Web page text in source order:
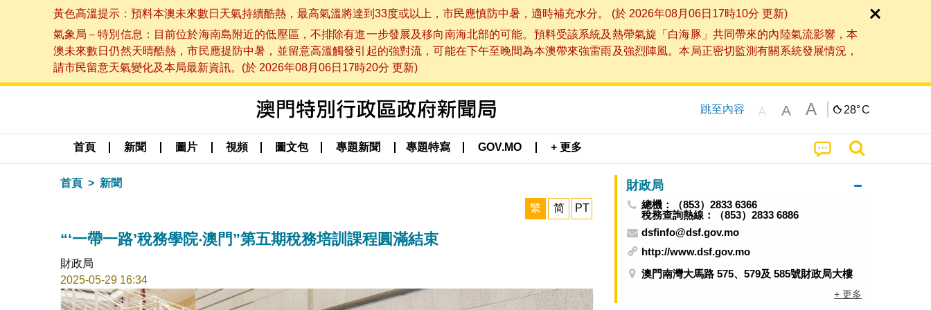
黃色高溫提示：預料本澳未來數日天氣持續酷熱，最高氣溫將達到33度或以上，市民應慎防中暑，適時補充水分。 (於 2026年08月06日17時10分 更新)
氣象局－特別信息：目前位於海南島附近的低壓區，不排除有進一步發展及移向南海北部的可能。預料受該系統及熱帶氣旋「白海豚」共同帶來的內陸氣流影響，本
澳未來數日仍然天晴酷熱，市民應提防中暑，並留意高溫觸發引起的強對流，可能在下午至晚間為本澳帶來強雷雨及強烈陣風。本局正密切監測有關系統發展情況，
請市民留意天氣變化及本局最新資訊。(於 2026年08月06日17時20分 更新)
跳至內容 A A A 28°C
首頁 新聞 圖片 視頻 圖文包 專題新聞 專題特寫 GOV.MO + 更多
首頁 新聞
繁 简 PT
“‘一帶一路’稅務學院‧澳門”第五期稅務培訓課程圓滿結束
財政局
2025-05-29 16:34
財政局
總機：（853）2833 6366
稅務查詢熱線：（853）2833 6886
dsfinfo@dsf.gov.mo
http://www.dsf.gov.mo
澳門南灣大馬路 575、579及 585號財政局大樓
+ 更多